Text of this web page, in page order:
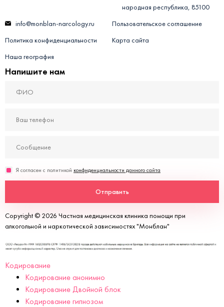
народная республика, 85100
info@monblan-narcology.ru
Пользовательское соглашение
Политика конфиденциальности
Карта сайта
Наша география
Напишите нам
Отправить
Я согласен с политикой конфиденциальности данного сайта
Copyright © 2026 Частная медицинская клиника помощи при
алкогольной и наркотической зависимостях "Монблан"
Кодирование
Кодирование анонимно
Кодирование Двойной блок
Кодирование гипнозом